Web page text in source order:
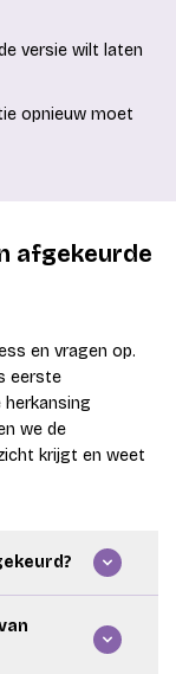
versie wilt laten
opnieuw moet
afgekeurde
en vragen op.
eerste
herkansing
we de
krijgt en weet
zijn. Vraag om
herstelplan.